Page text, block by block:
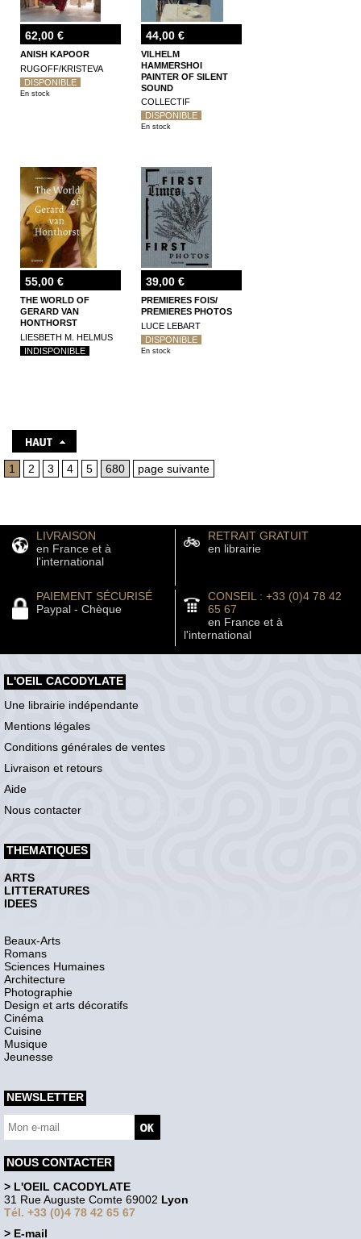
62,00 €
ANISH KAPOOR
RUGOFF/KRISTEVA
DISPONIBLE
En stock
44,00 €
VILHELM
HAMMERSHOI
PAINTER OF SILENT
SOUND
COLLECTIF
DISPONIBLE
En stock
55,00 €
THE WORLD OF
GERARD VAN
HONTHORST
LIESBETH M. HELMUS
INDISPONIBLE
39,00 €
PREMIERES FOIS/
PREMIERES PHOTOS
LUCE LEBART
DISPONIBLE
En stock
1 2 3 4 5 680 page suivante
LIVRAISON
en France et à
l'international
RETRAIT GRATUIT
en librairie
PAIEMENT SÉCURISÉ
Paypal - Chèque
CONSEIL : +33 (0)4 78 42
65 67
en France et à
l'international
L'OEIL CACODYLATE
Une librairie indépendante
Mentions légales
Conditions générales de ventes
Livraison et retours
Aide
Nous contacter
THEMATIQUES
ARTS
LITTERATURES
IDEES
Beaux-Arts
Romans
Sciences Humaines
Architecture
Photographie
Design et arts décoratifs
Cinéma
Cuisine
Musique
Jeunesse
NEWSLETTER
NOUS CONTACTER
> L'OEIL CACODYLATE
31 Rue Auguste Comte 69002 Lyon
Tél. +33 (0)4 78 42 65 67
> E-mail